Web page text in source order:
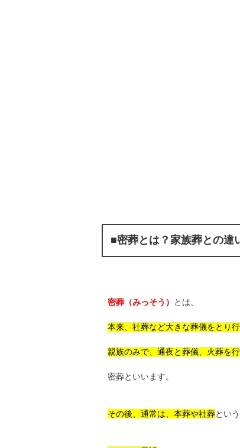
■密葬とは？家族葬との違
密葬（みっそう） とは、
本来、社葬など大きな葬儀をとり行
親族のみで、通夜と葬儀、火葬を
密葬といいます。
その後、通常は、本葬や社葬とい